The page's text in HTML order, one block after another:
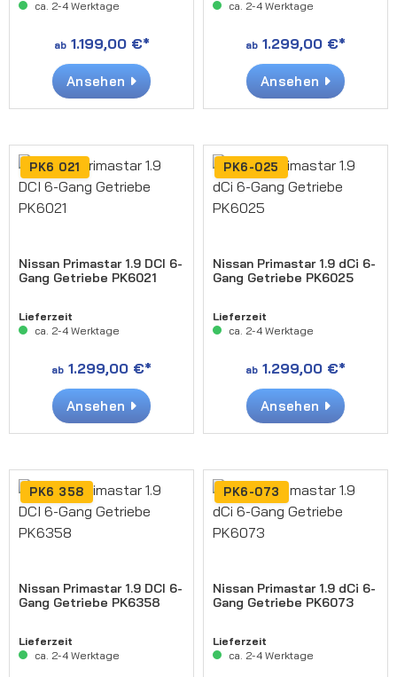
ca. 2-4 Werktage
ab1.199,00 €*
Ansehen
ca. 2-4 Werktage
ab 1.299,00 €*
Ansehen
PK6 021
Nissan Primastar 1.9 DCI 6-
Gang Getriebe PK6021
Lieferzeit
ca. 2-4 Werktage
ab 1.299,00 €*
Ansehen
PK6-025
Nissan Primastar 1.9 dCi 6-
Gang Getriebe PK6025
Lieferzeit
ca. 2-4 Werktage
ab 1.299,00 €*
Ansehen
PK6 358
Nissan Primastar 1.9 DCI 6-
Gang Getriebe PK6358
Lieferzeit
ca. 2-4 Werktage
PK6-073
Nissan Primastar 1.9 dCi 6-
Gang Getriebe PK6073
Lieferzeit
ca. 2-4 Werktage